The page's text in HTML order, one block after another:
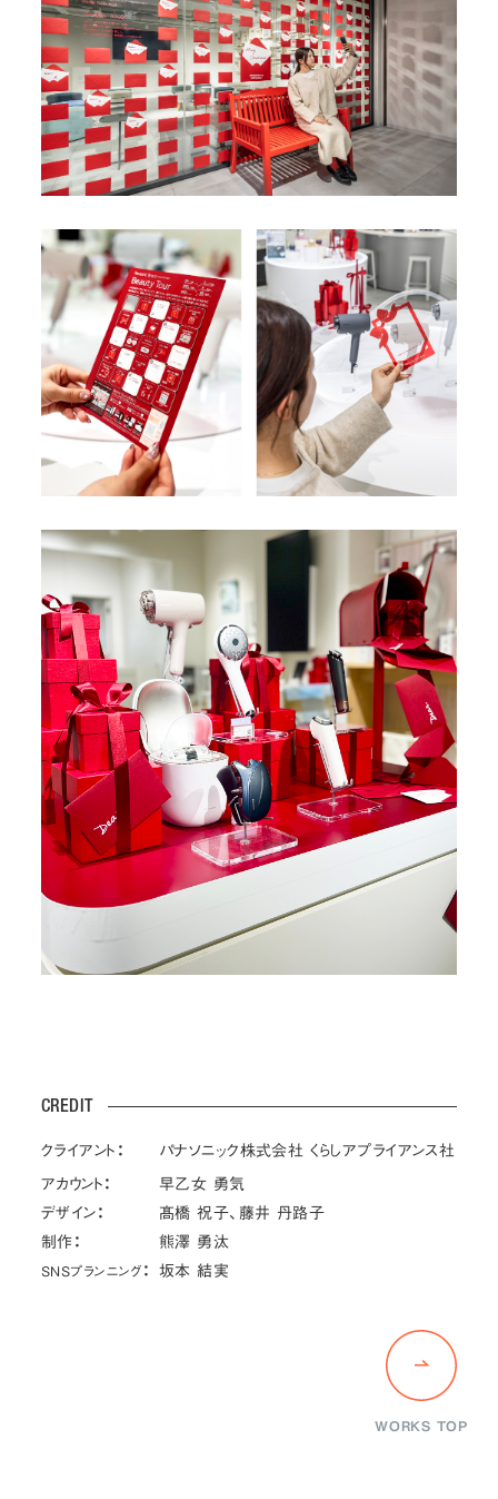
CREDIT
クライアント： パナソニック株式会社 くらしアプライアンス社
アカウント：
デザイン：
制作：
SNSプランニング ：
早乙女 勇気
髙橋 祝子、藤井 丹路子
熊澤 勇汰
坂本 結実
WORKS TOP